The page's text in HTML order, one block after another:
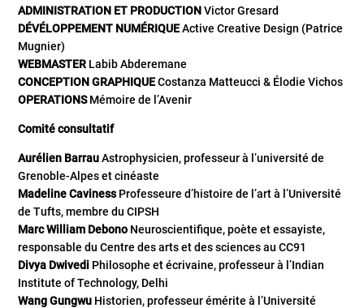
ADMINISTRATION ET PRODUCTIONVictor Gresard
DÉVÉLOPPEMENT NUMÉRIQUEActive Creative Design (Patrice
Mugnier)
WEBMASTER Labib Abderemane
CONCEPTION GRAPHIQUECostanza Matteucci & Élodie Vichos
OPERATIONSMémoire de l’Avenir
Comité consultatif
Aurélien BarrauAstrophysicien, professeur à l’université de
Grenoble-Alpes et cinéaste
Madeline CavinessProfesseure d’histoire de l’art à l’Université
de Tufts, membre du CIPSH
Marc William Debono Neuroscientifique, poète et essayiste,
responsable du Centre des arts et des sciences au CC91
Divya Dwivedi Philosophe et écrivaine, professeur à l’Indian
Institute of Technology, Delhi
Wang Gungwu Historien, professeur émérite à l’Université